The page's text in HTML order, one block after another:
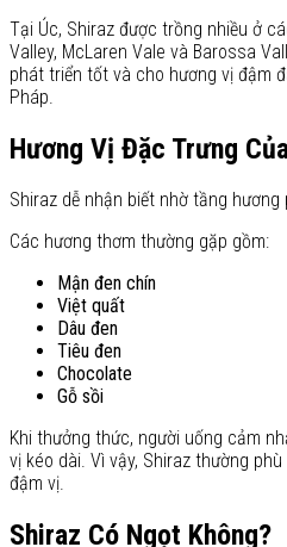
Tại Úc, Shiraz được trồng nhiều ở
Valley, McLaren Vale và Barossa
phát triển tốt và cho hương vị đậm
Pháp.
Hương Vị Đặc Trưng
Shiraz dễ nhận biết nhờ tầng hương
Các hương thơm thường gặp gồm:
Mận đen chín
Việt quất
Dâu đen
Tiêu đen
Chocolate
Gỗ sồi
Khi thưởng thức, người uống cảm
vị kéo dài. Vì vậy, Shiraz thường
đậm vị.
Shiraz Có Ngọt Không?